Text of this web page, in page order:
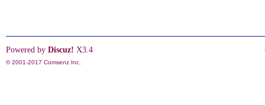
Powered by Discuz! X3.4
© 2001-2017 Comsenz Inc.